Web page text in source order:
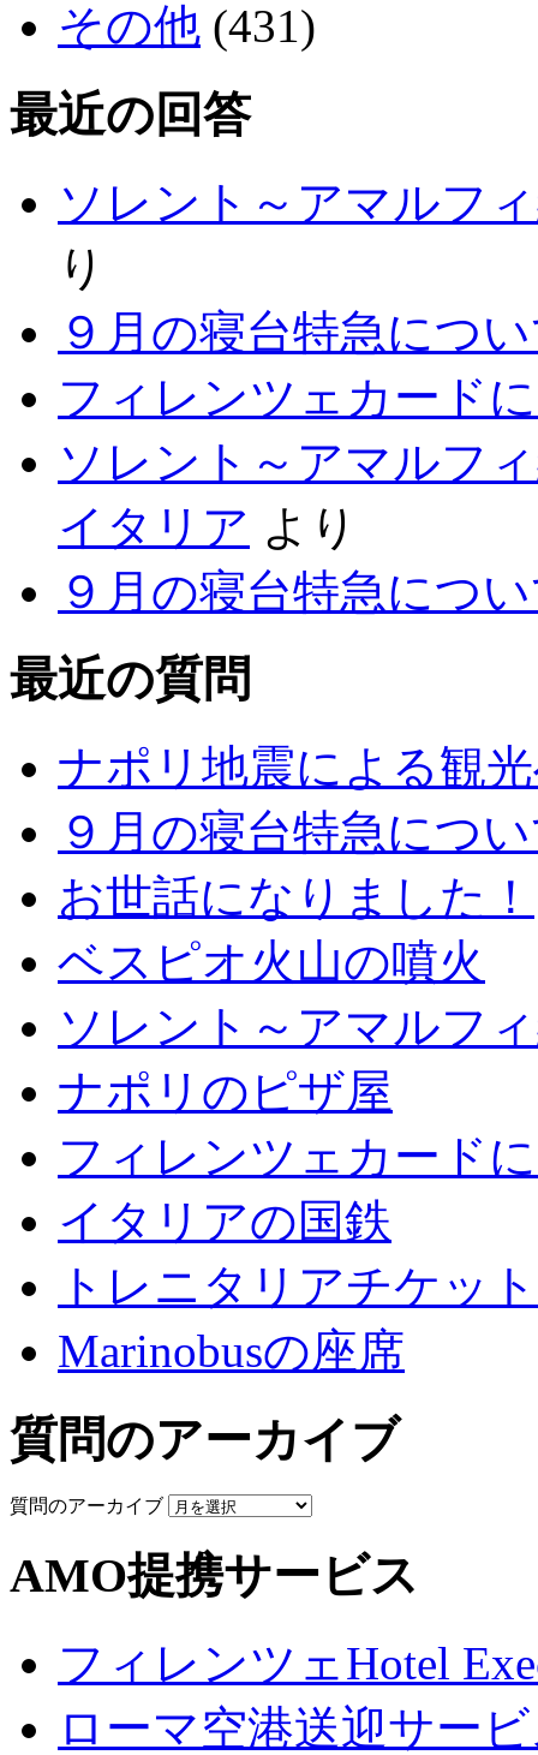
その他 (431)
最近の回答
ソレント～アマルフ
り
９月の寝台特急につ
フィレンツェカード
ソレント～アマルフ
イタリア より
９月の寝台特急につ
最近の質問
ナポリ地震による観
９月の寝台特急につ
お世話になりました！
ベスピオ火山の噴火
ソレント～アマルフ
ナポリのピザ屋
フィレンツェカード
イタリアの国鉄
トレニタリアチケッ
Marinobusの座席
質問のアーカイブ
質問のアーカイブ
AMO提携サービス
フィレンツェHotel
ローマ空港送迎サー